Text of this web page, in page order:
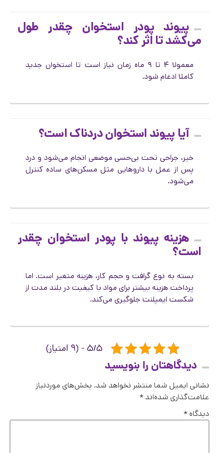
پیوند پودر استخوان چقدر طول
می‌کشد تا اثر کند؟
معمولا ۴ تا ۹ ماه زمان نیاز است تا استخوان جدید
کاملا ادغام شود.
آیا پیوند استخوان دردناک است؟
خیر، جراحی تحت بی‌حسی موضعی انجام می‌شود و درد
پس از عمل با داروهایی مثل مسکن‌های ساده کنترل
می‌شود.
هزینه پیوند با پودر استخوان چقدر
است؟
بسته به نوع گرافت و حجم کار، هزینه متغیر است. اما
پرداخت هزینه بیشتر برای مواد با کیفیت در بلند مدت از
شکست ایمپلنت جلوگیری می‌کند.
۵/۵ - (۹ امتیاز)
دیدگاهتان را بنویسید
نشانی ایمیل شما منتشر نخواهد شد. بخش‌های موردنیاز
علامت‌گذاری شده‌اند*
دیدگاه *